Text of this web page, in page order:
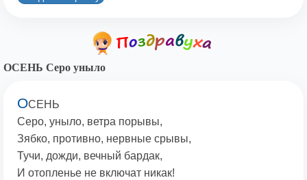
ОСЕНЬ Серо уныло
ОСЕНЬ
Серо, уныло, ветра порывы,
Зябко, противно, нервные срывы,
Тучи, дожди, вечный бардак,
И отопленье не включат никак!